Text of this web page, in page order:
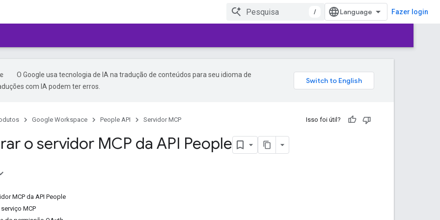
/ Fazer login
O Google usa tecnologia de IA na tradução de conteúdos para seu idioma de
com IA podem ter erros.
Google Workspace People API Servidor MCP Isso foi útil?
o servidor MCP da API People
MCP da API People
serviço MCP